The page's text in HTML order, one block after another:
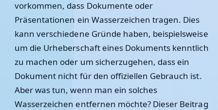
vorkommen, dass Dokumente oder
Präsentationen ein Wasserzeichen tragen. Dies
kann verschiedene Gründe haben, beispielsweise
um die Urheberschaft eines Dokuments kenntlich
zu machen oder um sicherzugehen, dass ein
Dokument nicht für den offiziellen Gebrauch ist.
Aber was tun, wenn man ein solches
Wasserzeichen entfernen möchte? Dieser Beitrag